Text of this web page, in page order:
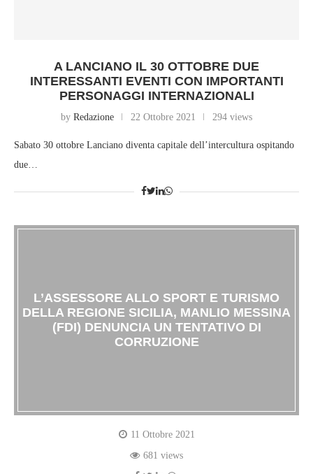
A LANCIANO IL 30 OTTOBRE DUE
INTERESSANTI EVENTI CON IMPORTANTI
PERSONAGGI INTERNAZIONALI
by Redazione 22 Ottobre 2021 294 views
Sabato 30 ottobre Lanciano diventa capitale dell’intercultura ospitando
due…
L’ASSESSORE ALLO SPORT E TURISMO
DELLA REGIONE SICILIA, MANLIO MESSINA
(FDI) DENUNCIA UN TENTATIVO DI
CORRUZIONE
11 Ottobre 2021
681 views